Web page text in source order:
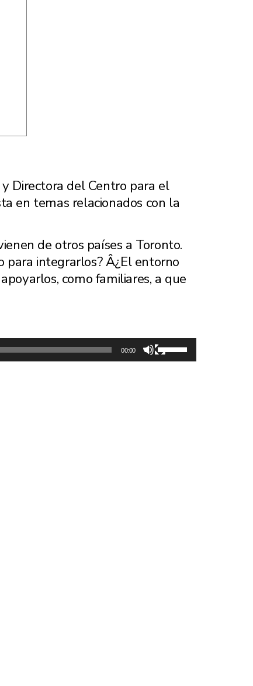
Directora del Centro para el
en temas relacionados con la
de otros países a Toronto.
integrarlos? Â¿El entorno
como familiares, a que
00:00
Use
Up/Down